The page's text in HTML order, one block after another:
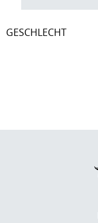
GESCHLECHT